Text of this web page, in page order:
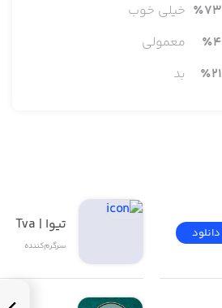
٪73
خیلی خوب
٪4
معمولی
٪21 بد
دانلود تیوا | Tva
سرگرم‌کننده